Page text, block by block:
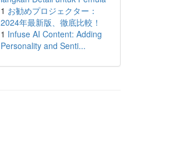
1 お勧めプロジェクター：
2024年最新版、徹底比較！
1 Infuse AI Content: Adding
Personality and Senti...